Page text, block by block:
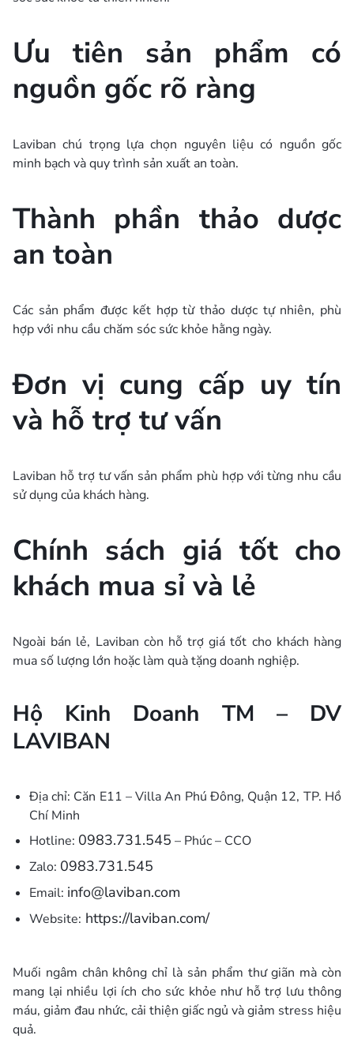
Ưu tiên sản phẩm có
nguồn gốc rõ ràng
Laviban chú trọng lựa chọn nguyên liệu có nguồn gốc
minh bạch và quy trình sản xuất an toàn.
Thành phần thảo dược
an toàn
Các sản phẩm được kết hợp từ thảo dược tự nhiên, phù
hợp với nhu cầu chăm sóc sức khỏe hằng ngày.
Đơn vị cung cấp uy tín
và hỗ trợ tư vấn
Laviban hỗ trợ tư vấn sản phẩm phù hợp với từng nhu cầu
sử dụng của khách hàng.
Chính sách giá tốt cho
khách mua sỉ và lẻ
Ngoài bán lẻ, Laviban còn hỗ trợ giá tốt cho khách hàng
mua số lượng lớn hoặc làm quà tặng doanh nghiệp.
Hộ Kinh Doanh TM – DV
LAVIBAN
Địa chỉ: Căn E11 – Villa An Phú Đông, Quận 12, TP. Hồ
Chí Minh
Hotline: 0983.731.545 – Phúc – CCO
Zalo: 0983.731.545
Email: info@laviban.com
Website: https://laviban.com/
Muối ngâm chân không chỉ là sản phẩm thư giãn mà còn
mang lại nhiều lợi ích cho sức khỏe như hỗ trợ lưu thông
máu, giảm đau nhức, cải thiện giấc ngủ và giảm stress hiệu
quả.